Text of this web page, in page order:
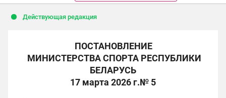
Действующая редакция
ПОСТАНОВЛЕНИЕ
МИНИСТЕРСТВА СПОРТА РЕСПУБЛИКИ
БЕЛАРУСЬ
17 марта 2026 г.№ 5